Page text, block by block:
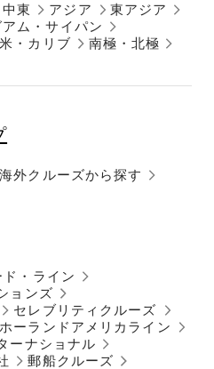
中東 アジア
東アジア
アム・サイパン
・カリブ 南極・北極
海外クルーズから探す
ド・ライン
ョンズ
セレブリティクルーズ
ホーランドアメリカライン
ーナショナル
郵船クルーズ